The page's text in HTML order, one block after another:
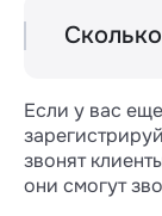
нужно
них:
салонов
Если у вас
звонят
они смогут